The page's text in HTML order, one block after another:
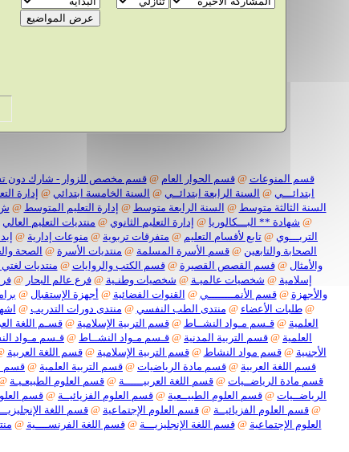
قسم المنوعات @قسم الحوار العام @قسم مخصص للزوار - شارك دون
ابتدائـــي @ السنة الرابعة ابتدائــي @ السنة الخامسة ابتدائي @ إدارة
السنة الثالثة متوسط @ السنة الرابعة متوسط @ إدارة التعليم المتوسط @
@ شهادة ** البـــكالوريا @ إدارة التعليم الثانوي @ منتديات التعليم العالي
التربـــوي @ تابع لأقسام التعليم @ متفرقات تربوية @ منوعات إدارية @
الصحابة والتابعين @ قسم الأسرة المسلمة @ منتديات الأسرة @ الصحة
والأمثال @قسم القصص القصيرة @قسم الكتب والروايات @ منتديات لغتي
إسلامية @ شخصيات عالميـة @ شخصيات وطنـية @فرع عالم البحار @
والأجهزة @قسم الأنمــــــــي @ القنوات الفضائية @ أجهزة الإستقبال @
@طلبات الأعضاء @ منتدى الطب النفسي @ منتدى دورات التدريب @
العلمية @قـسم مـواد النشــاط @قسم التربية الإسلامية @قسـم اللغة
العلمية @ قسم التربية المدنية @ قـسم مـواد النشــاط @قـسم مـواد
الأجنبية @قسم مواد النشاط @قسم التربية الإسلامية @قسم اللغة العربية
قسم اللغة العربية @ قسم مادة الرياضيات @ قسم التربية العلمية @قسم
قسم مادة الرياضــيات @ قسم اللغة العربيــــــة @ قسم العلوم الطبيعـيـة
الرياضــيات @ قسم العلوم الطبيــعية @ قسم العلوم الفزيائيــة @ قسم
@ قسم العلوم الفزيائيــة @ قسم العلوم الإجتماعية @ قسم اللغة
العلوم الإجتماعية @قسم اللغة الإنجليزيـــة @قسم اللغة الفرنســــية @